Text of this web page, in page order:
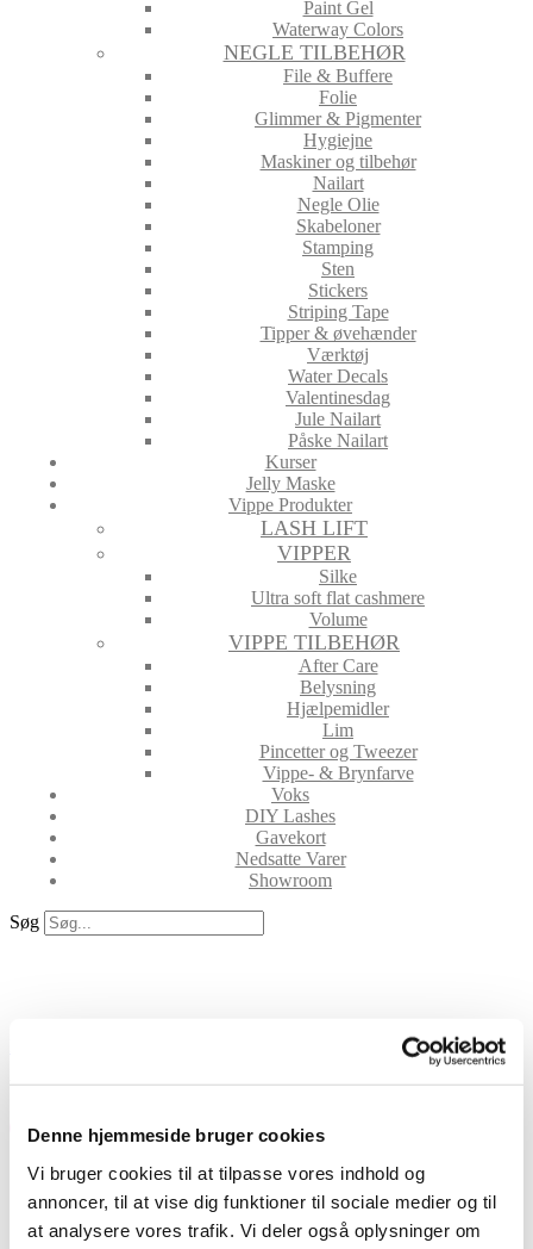
Denne hjemmeside bruger cookies
Vi bruger cookies til at tilpasse vores indhold og
annoncer, til at vise dig funktioner til sociale medier og til
at analysere vores trafik. Vi deler også oplysninger om
Paint Gel
Waterway Colors
NEGLE TILBEHØR
File & Buffere
Folie
Glimmer & Pigmenter
Hygiejne
Maskiner og tilbehør
Nailart
Negle Olie
Skabeloner
Stamping
Sten
Stickers
Striping Tape
Tipper & øvehænder
Værktøj
Water Decals
Valentinesdag
Jule Nailart
Påske Nailart
Kurser
Jelly Maske
Vippe Produkter
LASH LIFT
VIPPER
Silke
Ultra soft flat cashmere
Volume
VIPPE TILBEHØR
After Care
Belysning
Hjælpemidler
Lim
Pincetter og Tweezer
Vippe- & Brynfarve
Voks
DIY Lashes
Gavekort
Nedsatte Varer
Showroom
Søg
Viser 8 resultater
LL Dåseåbner